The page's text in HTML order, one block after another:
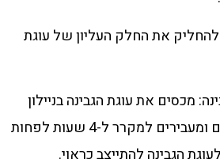
את החלק העליון של עוגת
מכסים את עוגת הגבינה בניילון
נצמד או בנייר אלומיניום ומעבירים למקרר ל-4 שעות לפחות
הגבינה להתייצב כראוי.